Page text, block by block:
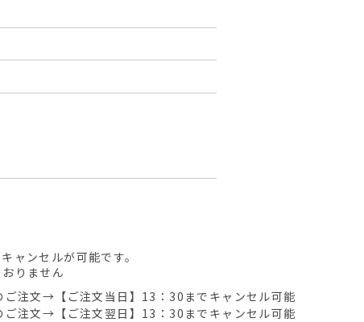
ャンセルが可能です。
りません
ご注文→【ご注文当日】13：30までキャンセル可能
ご注文→【ご注文翌日】13：30までキャンセル可能